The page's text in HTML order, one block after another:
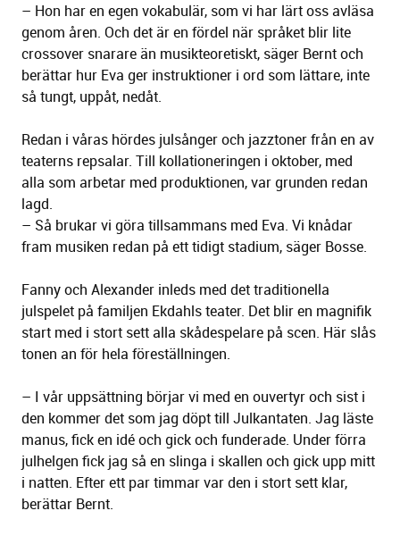
– Hon har en egen vokabulär, som vi har lärt oss avläsa
genom åren. Och det är en fördel när språket blir lite
crossover snarare än musikteoretiskt, säger Bernt och
berättar hur Eva ger instruktioner i ord som lättare, inte
så tungt, uppåt, nedåt.
Redan i våras hördes julsånger och jazztoner från en av
teaterns repsalar. Till kollationeringen i oktober, med
alla som arbetar med produktionen, var grunden redan
lagd.
– Så brukar vi göra tillsammans med Eva. Vi knådar
fram musiken redan på ett tidigt stadium, säger Bosse.
Fanny och Alexander inleds med det traditionella
julspelet på familjen Ekdahls teater. Det blir en magnifik
start med i stort sett alla skådespelare på scen. Här slås
tonen an för hela föreställningen.
– I vår uppsättning börjar vi med en ouvertyr och sist i
den kommer det som jag döpt till Julkantaten. Jag läste
manus, fick en idé och gick och funderade. Under förra
julhelgen fick jag så en slinga i skallen och gick upp mitt
i natten. Efter ett par timmar var den i stort sett klar,
berättar Bernt.